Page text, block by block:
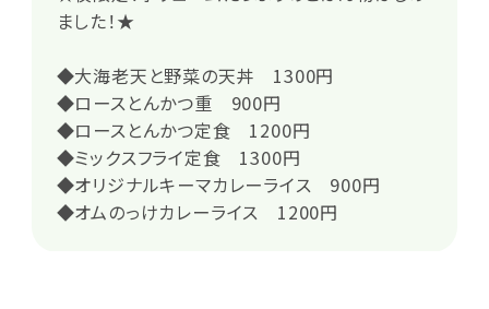
ました！★
◆大海老天と野菜の天丼 1300円
◆ロースとんかつ重 900円
◆ロースとんかつ定食 1200円
◆ミックスフライ定食 1300円
◆オリジナルキーマカレーライス 900円
◆オムのっけカレーライス 1200円